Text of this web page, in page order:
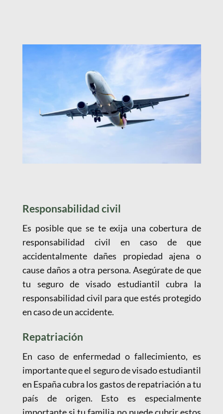
Responsabilidad civil
Es posible que se te exija una cobertura de
responsabilidad civil en caso de que
accidentalmente dañes propiedad ajena o
cause daños a otra persona. Asegúrate de que
tu seguro de visado estudiantil cubra la
responsabilidad civil para que estés protegido
en caso de un accidente.
Repatriación
En caso de enfermedad o fallecimiento, es
importante que el seguro de visado estudiantil
en España cubra los gastos de repatriación a tu
país de origen. Esto es especialmente